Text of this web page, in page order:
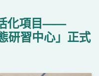
化項目——
研習中心」正式